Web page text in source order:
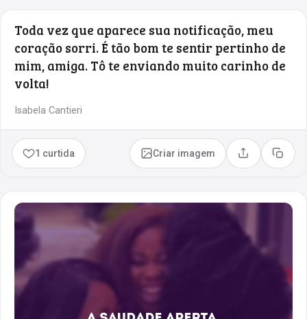
Toda vez que aparece sua notificação, meu
coração sorri. É tão bom te sentir pertinho de
mim, amiga. Tô te enviando muito carinho de
volta!
Isabela Cantieri
1 curtida Criar imagem Compartilhar
Copiar